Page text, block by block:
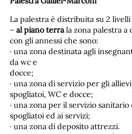
La palestra è distribuita su 2 livelli
– al piano terrala zona palestra a
con gli annessi che sono:
· una zona destinata agli
da wc e
docce;
· una zona di servizio per gli
spogliatoi, WC e docce;
· una zona per il servizio sanitario
spogliatoi ed ai servizi;
· una zona di deposito attrezzi.